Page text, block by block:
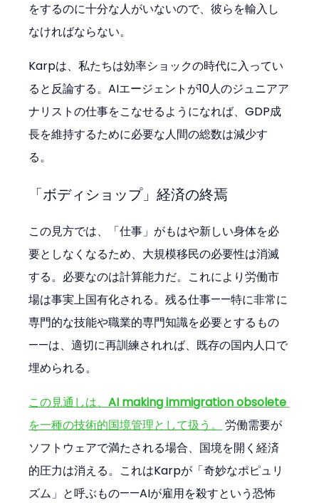
をするのに十分な人がいないので、彼らを輸入し
なければならない。
Karpは、私たちは効率ショックの時代に入ってい
ると反論する。AIエージェントが10人のジュニアア
ナリストの仕事をこなせるようになれば、GDP成
長を維持するために必要な人間の総数は減少す
る。
「ボディショップ」経済の終焉
この見方では、「仕事」がもはや新しい身体を必
要としなくなるため、大規模移民の必要性は消滅
する。必要なのは計算能力だ。これにより労働市
場は事実上国有化される。残る仕事——特に非常に
専門的な技能や職業的専門知識を必要とするもの
——は、適切に再訓練されれば、既存の国内人口で
埋められる。
この見通しは、AI making immigration obsolete
を一種の技術的国境管理として扱う。
労働需要が
ソフトウェアで満たされる場合、国境を開く経済
的圧力は消える。これはKarpが「奇妙なポピュリ
ズム」と呼ぶもの——AIが雇用を殺すという恐怖